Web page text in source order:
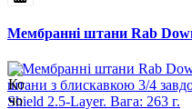
Мембранні штани Rab